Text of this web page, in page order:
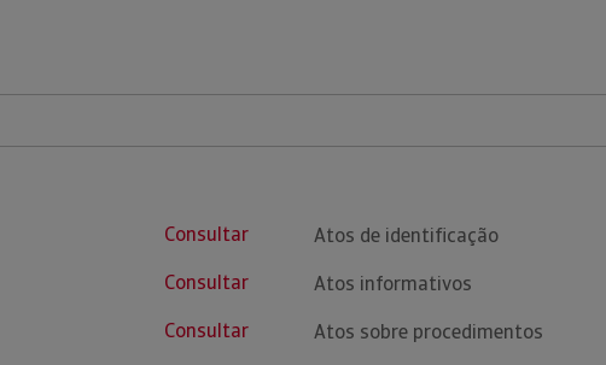
Consultar
Consultar
Consultar
Atos de identificação
Atos informativos
Atos sobre procedimentos